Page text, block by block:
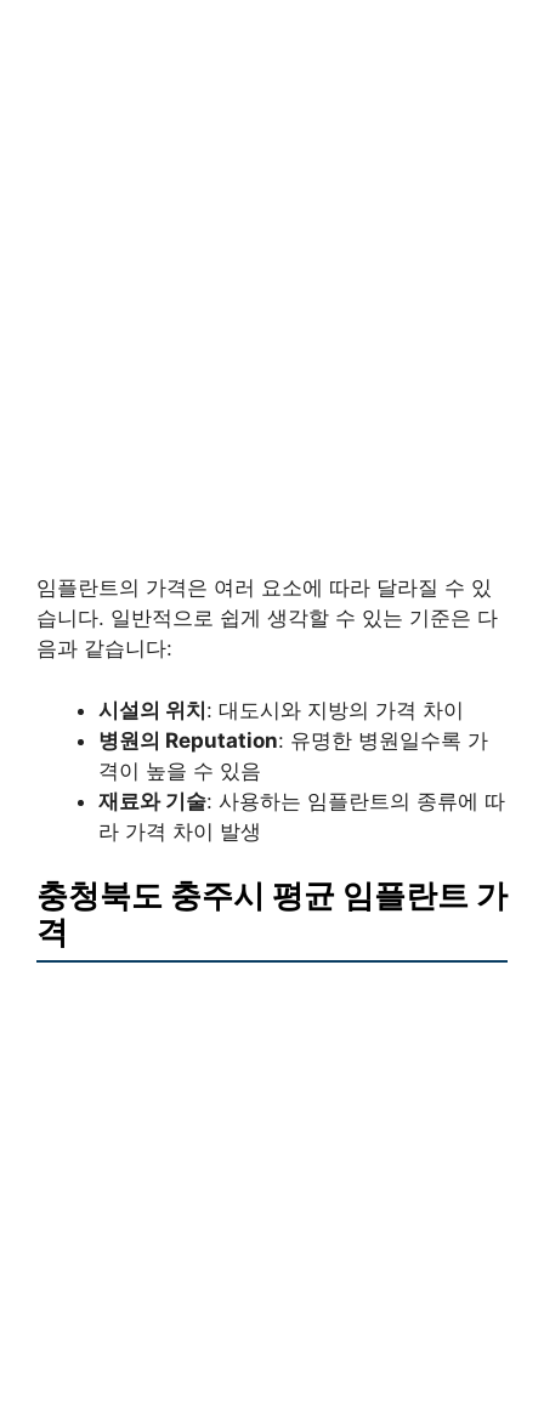
임플란트의 가격은 여러 요소에 따라 달라질 수 있
습니다. 일반적으로 쉽게 생각할 수 있는 기준은 다
음과 같습니다:
시설의 위치: 대도시와 지방의 가격 차이
병원의 Reputation: 유명한 병원일수록 가
격이 높을 수 있음
재료와 기술: 사용하는 임플란트의 종류에 따
라 가격 차이 발생
충청북도 충주시 평균 임플란트 가
격